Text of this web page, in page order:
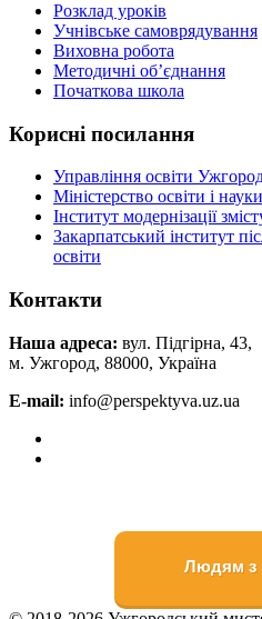
Розклад уроків
Учнівське самоврядування
Виховна робота
Методичні об’єднання
Початкова школа
Корисні посилання
Управління освіти
Міністерство освіти і
Інститут модернізації
Закарпатський інститут
освіти
Контакти
Наша адреса: вул. Підгірна, 43,
м. Ужгород, 88000, Україна
E-mail: info@perspektyva.uz.ua
Людям з